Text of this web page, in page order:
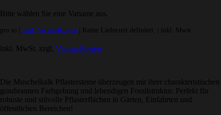
Bitte wählen Sie eine Variante aus.
pro to | zzgl. Versandkosten | Keine Lieferzeit definiert. | inkl. Mwst
inkl. MwSt. zzgl. Versandkosten
Die Muschelkalk Pflastersteine überzeugen mit ihrer charakteristischen
graubraunen Farbgebung und lebendigen Fossilstruktur. Perfekt für
robuste und stilvolle Pflasterflächen in Gärten, Einfahrten und
öffentlichen Bereichen!